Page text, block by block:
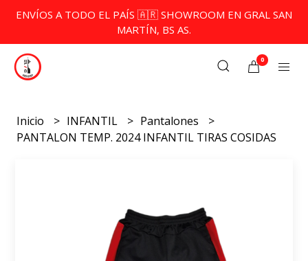
ENVÍOS A TODO EL PAÍS 🇦🇷 SHOWROOM EN GRAL SAN
MARTÍN, BS AS.
0
Inicio INFANTIL
Pantalones
PANTALON TEMP. 2024 INFANTIL TIRAS COSIDAS